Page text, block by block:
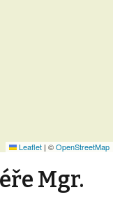
Leaflet | ©OpenStreetMap
Mgr.